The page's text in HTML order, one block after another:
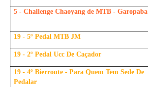
5 - Challenge Chaoyang de MTB - Garopaba
19 - 5º Pedal MTB JM
19 - 2º Pedal Ucc De Caçador
19 - 4º Bierroute - Para Quem Tem Sede De
Pedalar